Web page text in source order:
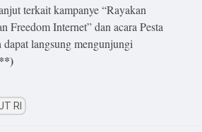
terkait kampanye “Rayakan
Freedom Internet” dan acara Pesta
langsung mengunjungi
RI